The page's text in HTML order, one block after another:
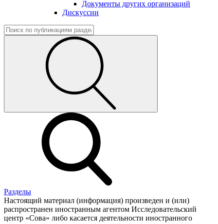
Документы других организаций
Дискуссии
Разделы
Настоящий материал (информация) произведен и (или)
распространен иностранным агентом Исследовательский
центр «Сова» либо касается деятельности иностранного